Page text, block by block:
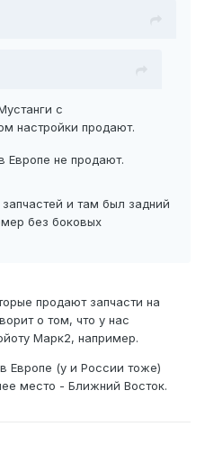
с
настройки продают.
Европе не продают.
и там был задний
без боковых
продают запчасти на
о том, что у нас
Марк2, например.
(у и России тоже)
место - Ближний Восток.